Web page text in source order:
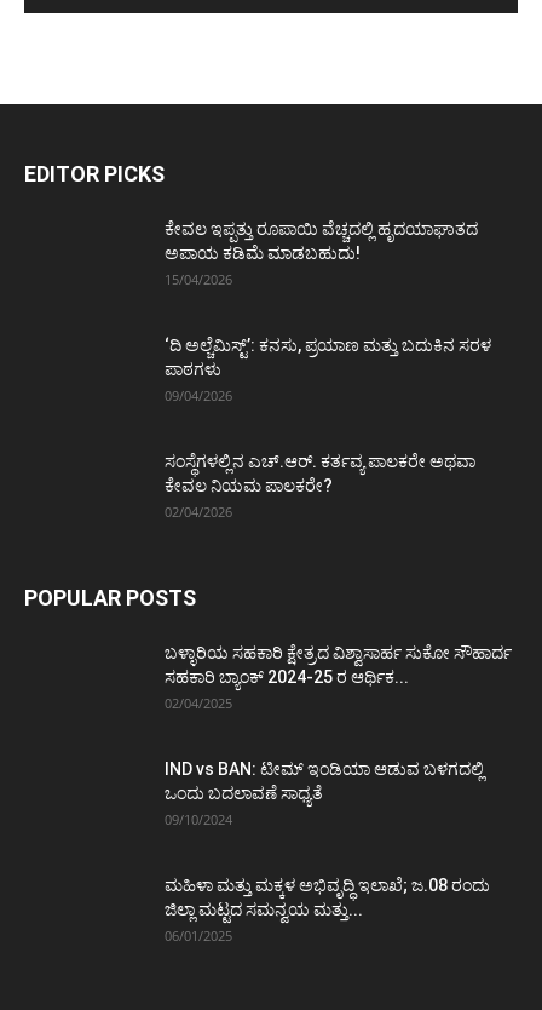
EDITOR PICKS
ಕೇವಲ ಇಪ್ಪತ್ತು ರೂಪಾಯಿ ವೆಚ್ಚದಲ್ಲಿ ಹೃದಯಾಘಾತದ
ಅಪಾಯ ಕಡಿಮೆ ಮಾಡಬಹುದು!
15/04/2026
‘ದಿ ಅಲ್ಚೆಮಿಸ್ಟ್’: ಕನಸು, ಪ್ರಯಾಣ ಮತ್ತು ಬದುಕಿನ ಸರಳ
ಪಾಠಗಳು
09/04/2026
ಸಂಸ್ಥೆಗಳಲ್ಲಿನ ಎಚ್.ಆರ್. ಕರ್ತವ್ಯ ಪಾಲಕರೇ ಅಥವಾ
ಕೇವಲ ನಿಯಮ ಪಾಲಕರೇ?
02/04/2026
POPULAR POSTS
ಬಳ್ಳಾರಿಯ ಸಹಕಾರಿ ಕ್ಷೇತ್ರದ ವಿಶ್ವಾಸಾರ್ಹ ಸುಕೋ ಸೌಹಾರ್ದ
ಸಹಕಾರಿ ಬ್ಯಾಂಕ್ 2024-25 ರ ಆರ್ಥಿಕ...
02/04/2025
IND vs BAN: ಟೀಮ್ ಇಂಡಿಯಾ ಆಡುವ ಬಳಗದಲ್ಲಿ
ಒಂದು ಬದಲಾವಣೆ ಸಾಧ್ಯತೆ
09/10/2024
ಮಹಿಳಾ ಮತ್ತು ಮಕ್ಕಳ ಅಭಿವೃದ್ಧಿ ಇಲಾಖೆ; ಜ.08 ರಂದು
ಜಿಲ್ಲಾ ಮಟ್ಟದ ಸಮನ್ವಯ ಮತ್ತು...
06/01/2025